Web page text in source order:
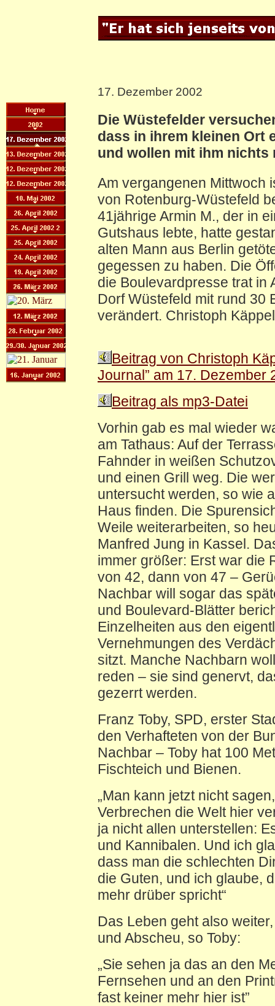
17. Dezember 2002
Die Wüstefelder
dass in ihrem kleinen Ort
und wollen mit ihm nichts
Am vergangenen Mittwoch
von Rotenburg-Wüstefeld
41jährige Armin M., der in
Gutshaus lebte, hatte
alten Mann aus Berlin
gegessen zu haben. Die
die Boulevardpresse trat in
Dorf Wüstefeld mit rund 30
verändert. Christoph
Beitrag von Christoph
Journal” am 17. Dezember
Beitrag als mp3-Datei
Vorhin gab es mal wieder
am Tathaus: Auf der
Fahnder in weißen
und einen Grill weg. Die
untersucht werden, so wie
Haus finden. Die
Weile weiterarbeiten, so
Manfred Jung in Kassel.
immer größer: Erst war die
von 42, dann von 47 –
Nachbar will sogar das
und Boulevard-Blätter
Einzelheiten aus den
Vernehmungen des
sitzt. Manche Nachbarn
reden – sie sind genervt,
gezerrt werden.
Franz Toby, SPD, erster
den Verhafteten von der
Nachbar – Toby hat 100
Fischteich und Bienen.
„Man kann jetzt nicht
Verbrechen die Welt hier
ja nicht allen unterstellen:
und Kannibalen. Und ich
dass man die schlechten
die Guten, und ich glaube,
mehr drüber spricht“
Das Leben geht also
und Abscheu, so Toby:
„Sie sehen ja das an den
Fernsehen und an den
fast keiner mehr hier ist”